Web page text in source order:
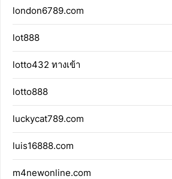
london6789.com
lot888
lotto432 ทางเข้า
lotto888
luckycat789.com
luis16888.com
m4newonline.com